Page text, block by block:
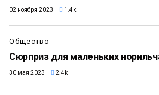
02 ноября 2023 1.4k
Общество
Сюрприз для маленьких
30 мая 2023 2.4k